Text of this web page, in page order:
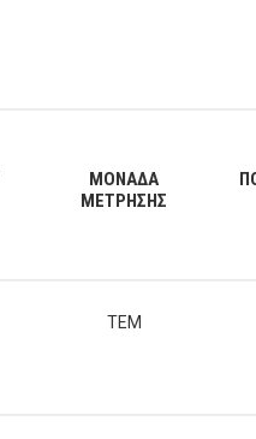
ΜΟΝΑΔΑ
ΜΕΤΡΗΣΗΣ
ΤΕΜ